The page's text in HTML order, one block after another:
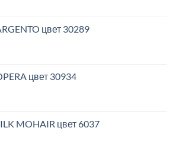
цвет 30289
цвет 30934
MOHAIR цвет 6037